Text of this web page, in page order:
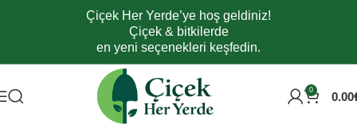
Navigasyona atlaÇiçek Her Yerde’ye hoş geldiniz!
Çiçek & bitkilerde
en yeni seçenekleri keşfedin.
0 0.00
Tüm Ürünler Yetiştirmesi Kolay